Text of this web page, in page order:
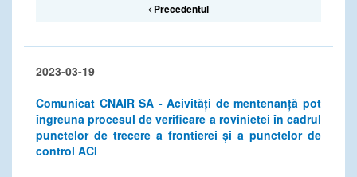
Precedentul
2023-03-19
Comunicat CNAIR SA - Acivități de mentenanță pot
îngreuna procesul de verificare a rovinietei în cadrul
punctelor de trecere a frontierei și a punctelor de
control ACI